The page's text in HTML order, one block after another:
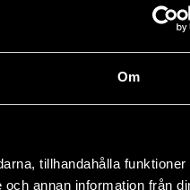
Om
tillhandahålla funktioner
annan information från